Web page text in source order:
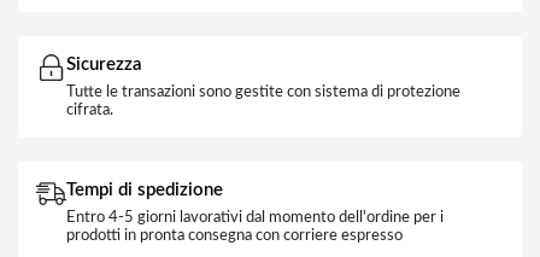
Sicurezza
Tutte le transazioni sono gestite con sistema di protezione
cifrata.
Tempi di spedizione
Entro 4-5 giorni lavorativi dal momento dell'ordine per i
prodotti in pronta consegna con corriere espresso